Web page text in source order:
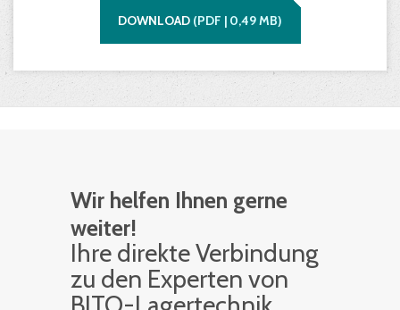
DOWNLOAD (PDF | 0,49MB)
Wir helfen Ihnen gerne
weiter!
Ihre di­rek­te Ver­bin­dung
zu den Ex­per­ten von